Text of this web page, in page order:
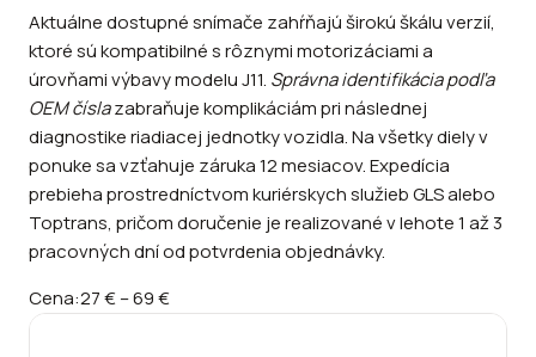
Aktuálne dostupné snímače zahŕňajú širokú škálu verzií,
ktoré sú kompatibilné s rôznymi motorizáciami a
úrovňami výbavy modelu J11. Správna identifikácia podľa
OEM číslazabraňuje komplikáciám pri následnej
diagnostike riadiacej jednotky vozidla. Na všetky diely v
ponuke sa vzťahuje záruka 12 mesiacov. Expedícia
prebieha prostredníctvom kuriérskych služieb GLS alebo
Toptrans, pričom doručenie je realizované v lehote 1 až 3
pracovných dní od potvrdenia objednávky.
Cena:27 €–69 €